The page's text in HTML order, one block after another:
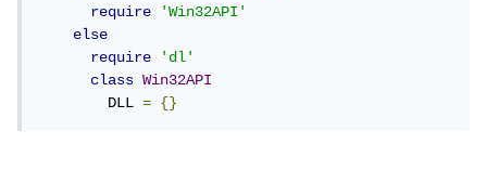
require
'Win32API'
else
require
'dl'
class
Win32API
        DLL
= {}